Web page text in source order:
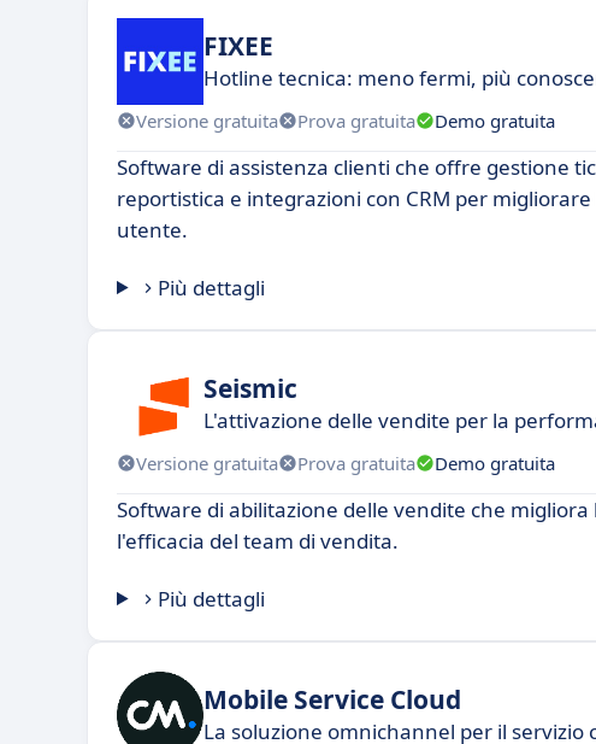
FIXEE
Hotline tecnica: meno fermi, più
Versione gratuita Prova gratuita Demo gratuita
Software di assistenza clienti che offre gestione
reportistica e integrazioni con CRM per
utente.
Più dettagli
Seismic
L'attivazione delle vendite per la
Versione gratuita Prova gratuita Demo gratuita
Software di abilitazione delle vendite che migliora
l'efficacia del team di vendita.
Più dettagli
Mobile Service Cloud
La soluzione omnichannel per il servizio